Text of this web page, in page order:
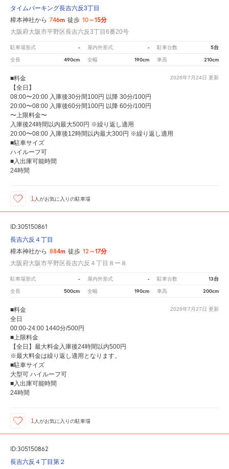
タイムパーキング長吉六反3丁目
樟本神社から 746m 徒歩 10～15分
大阪府大阪市平野区長吉六反3丁目6番20号
駐車場形式 - 屋内外形式 - 駐車台数 5台
全長 490cm 全幅 190cm 車高 210cm
2026年7月24日 更新
■料金
【全日】
08:00〜20:00 入庫後30分間100円 以降 30分/100円
20:00〜08:00 入庫後60分間100円 以降 60分/100円
〜上限料金〜
入庫後24時間以内最大500円 ※繰り返し適用
20:00〜08:00 入庫後12時間以内最大300円 ※繰り返し適用
■駐車サイズ
ハイルーフ可
■入出庫可能時間
24時間
1 人がお気に入りの駐車場
ID:305150861
長吉六反４丁目
樟本神社から 884m 徒歩 12～17分
大阪府大阪市平野区長吉六反４丁目８ー８
駐車場形式 - 屋内外形式 - 駐車台数 13台
全長 500cm 全幅 190cm 車高 200cm
2026年7月27日 更新
■料金
全日
00:00-24:00 1440分/500円
■上限料金
【全日】最大料金入庫後24時間以内500円
※最大料金は繰り返し適用となります。
■駐車サイズ
大型可 ハイルーフ可
■入出庫可能時間
24時間
1 人がお気に入りの駐車場
ID:305150862
長吉六反４丁目第２